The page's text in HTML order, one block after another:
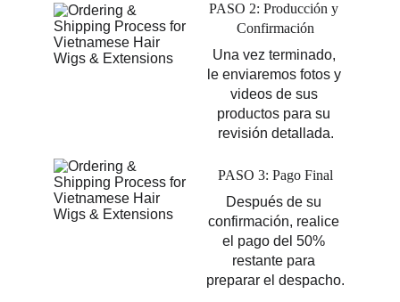
PASO 2: Producción y
Confirmación
Una vez terminado,
le enviaremos fotos y
videos de sus
productos para su
revisión detallada.
PASO 3: Pago Final
Después de su
confirmación, realice
el pago del 50%
restante para
preparar el despacho.